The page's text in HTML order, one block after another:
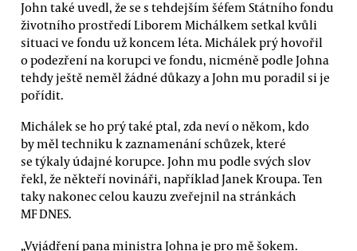
John také uvedl, že se s tehdejším šéfem Státního fondu
životního prostředí Liborem Michálkem setkal kvůli
situaci ve fondu už koncem léta. Michálek prý hovořil
o podezření na korupci ve fondu, nicméně podle Johna
tehdy ještě neměl žádné důkazy a John mu poradil si je
pořídit.
Michálek se ho prý také ptal, zda neví o někom, kdo
by měl techniku k zaznamenání schůzek, které
se týkaly údajné korupce. John mu podle svých slov
řekl, že někteří novináři, například Janek Kroupa. Ten
taky nakonec celou kauzu zveřejnil na stránkách
MF DNES.
„Vyjádření pana ministra Johna je pro mě šokem.